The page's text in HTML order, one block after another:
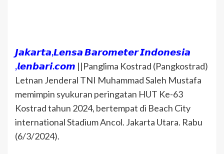
𝙅𝙖𝙠𝙖𝙧𝙩𝙖,𝙇𝙚𝙣𝙨𝙖 𝘽𝙖𝙧𝙤𝙢𝙚𝙩𝙚𝙧 𝙄𝙣𝙙𝙤𝙣𝙚𝙨𝙞𝙖
,𝙡𝙚𝙣𝙗𝙖𝙧𝙞.𝙘𝙤𝙢 ||Panglima Kostrad (Pangkostrad)
Letnan Jenderal TNI Muhammad Saleh Mustafa
memimpin syukuran peringatan HUT Ke-63
Kostrad tahun 2024, bertempat di Beach City
international Stadium Ancol. Jakarta Utara. Rabu
(6/3/2024).